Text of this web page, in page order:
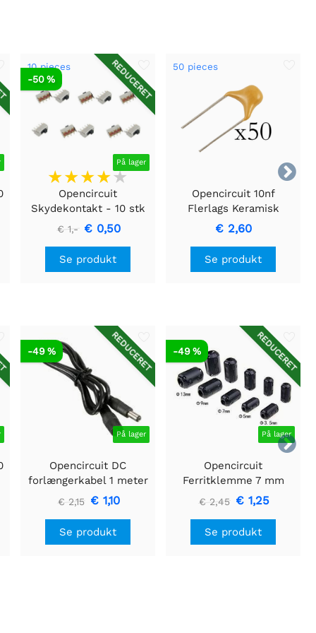

REDUCERET
10 pieces
På lager
-50 %
Opencircuit
Skydekontakt - 10 stk
€ 1,- € 0,50
Se produkt
50 pieces
Opencircuit 10nf
Flerlags Keramisk
Kondensator - 50 stk
€ 2,60
Se produkt

REDUCERET
På lager
-49 %
Opencircuit DC
forlængerkabel 1 meter
5,5 mm x 2,1 mm
€ 2,15 € 1,10
Se produkt
REDUCERET
På lager
-49 %
Opencircuit
Ferritklemme 7 mm
undertrykkelsesfilter
€ 2,45 € 1,25
Se produkt